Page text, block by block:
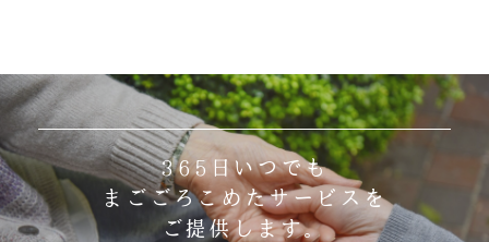
365日いつでも
まごごろこめたサービスを
ご提供します。